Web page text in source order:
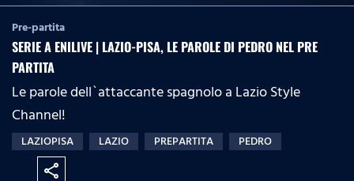
Pre-partita
SERIE A ENILIVE | LAZIO-PISA, LE PAROLE DI PEDRO NEL PRE
PARTITA
Le parole dell`attaccante spagnolo a Lazio Style
Channel!
LAZIOPISA LAZIO PREPARTITA PEDRO
share